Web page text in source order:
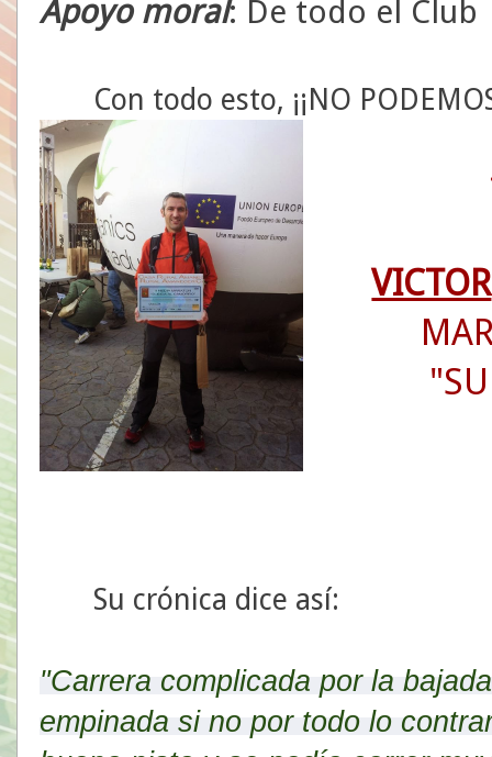
Apoyo moral: De todo el Club
Con todo esto, ¡¡NO
VICTOR
Su crónica dice así:
"Carrera complicada por la
empinada si no por todo lo